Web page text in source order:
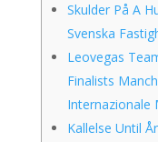
Skulder På A
Svenska
Leovegas
Finalists
Internazionale
Kallelse Until